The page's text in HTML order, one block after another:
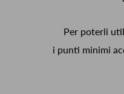
Per poterli
i punti minimi